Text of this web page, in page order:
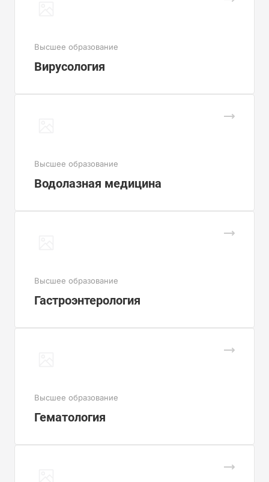
Высшее образование
Вирусология
Высшее образование
Водолазная медицина
Высшее образование
Гастроэнтерология
Высшее образование
Гематология